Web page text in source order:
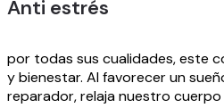
Anti estrés
por todas sus cualidades, este
y bienestar. Al favorecer un
reparador, relaja nuestro